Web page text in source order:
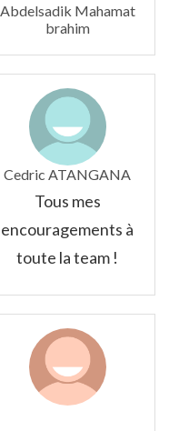
Abdelsadik Mahamat
brahim
Cedric ATANGANA
Tous mes
encouragements à
toute la team !